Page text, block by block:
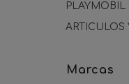
PLAYMOBIL
ARTICULOS
Marcas